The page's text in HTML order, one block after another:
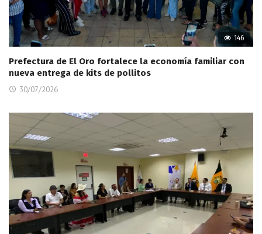
146
Prefectura de El Oro fortalece la economía familiar con
nueva entrega de kits de pollitos
30/07/2026